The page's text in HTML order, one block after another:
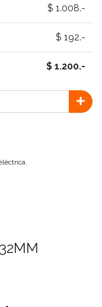
$ 1.008.-
$ 192.-
$ 1.200.-